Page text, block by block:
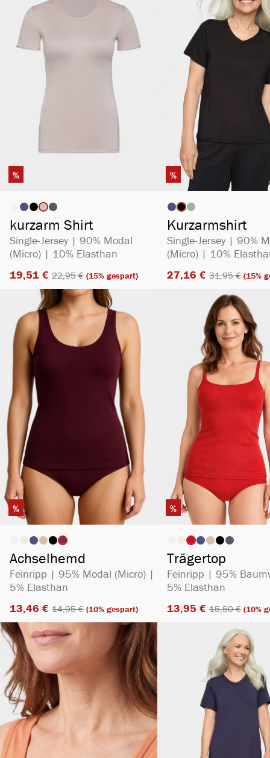
%
Artikelfarbe
kurzarm Shirt
Single-Jersey | 90% Modal
(Micro) | 10% Elasthan
19,51 €​ 22,95 €​ (15% gespart)
%
Artikelfarbe
Kurzarmshirt
Single-Jersey | 90%
(Micro) | 10%
27,16 €​ 31,95 €​(15%
%
Artikelfarbe
Achselhemd
Feinripp | 95% Modal (Micro) |
5% Elasthan
13,46 €​ 14,95 €​ (10% gespart)
%
Artikelfarbe
Trägertop
Feinripp | 95%
5% Elasthan
13,95 €​ 15,50 €​(10%